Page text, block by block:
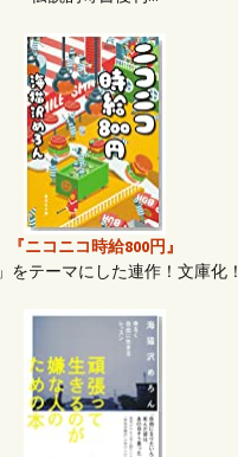
『ニコニコ時給800円』
をテーマにした連作！文庫化！